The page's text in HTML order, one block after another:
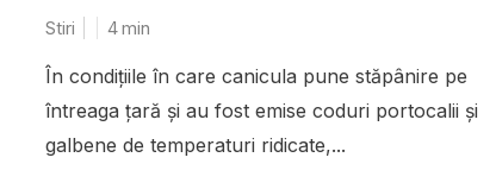
Stiri 4min
În condițiile în care canicula pune stăpânire pe
întreaga țară și au fost emise coduri portocalii și
galbene de temperaturi ridicate,...